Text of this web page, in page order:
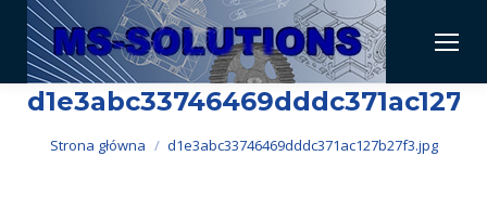
Jesteś tutaj:
Strona główna d1e3abc33746469dddc371ac127b27f3.jpg